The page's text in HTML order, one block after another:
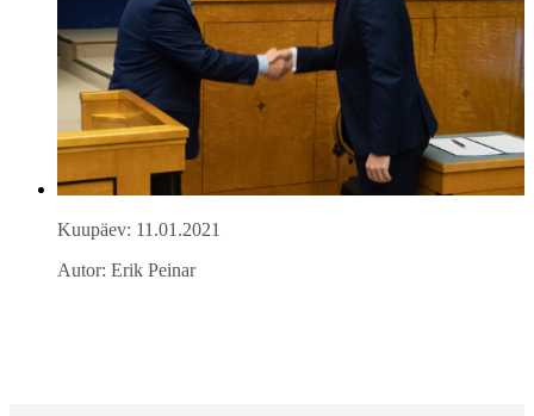
Kuupäev: 11.01.2021
Autor: Erik Peinar